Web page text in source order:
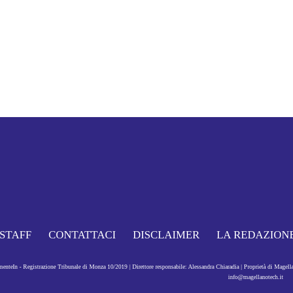
STAFF CONTATTACI DISCLAIMER LA
- Registrazione Tribunale di Monza 10/2019 | Direttore responsabile: Alessandra Chiaradia | Proprietà di
info@magellanotech.it